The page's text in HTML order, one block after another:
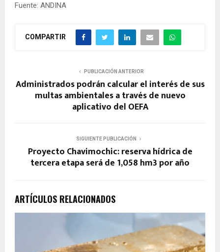
Fuente: ANDINA
COMPARTIR
PUBLICACIÓN ANTERIOR
Administrados podrán calcular el interés de sus
multas ambientales a través de nuevo
aplicativo del OEFA
SIGUIENTE PUBLICACIÓN
Proyecto Chavimochic: reserva hídrica de
tercera etapa será de 1,058 hm3 por año
ARTÍCULOS RELACIONADOS